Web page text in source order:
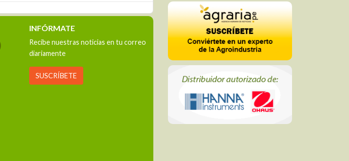
INFÓRMATE
Recibe nuestras noticias en tu correo
diariamente
SUSCRÍBETE